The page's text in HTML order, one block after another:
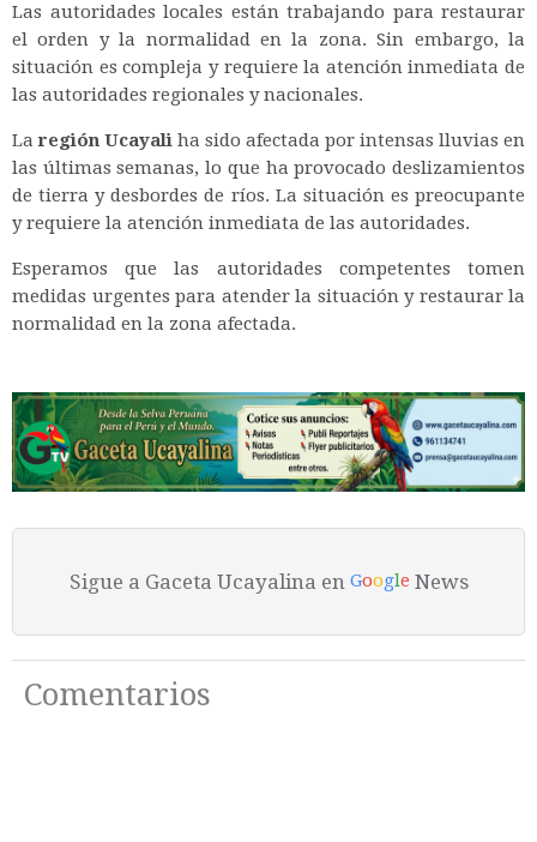
Las autoridades locales están trabajando para restaurar
el orden y la normalidad en la zona. Sin embargo, la
situación es compleja y requiere la atención inmediata de
las autoridades regionales y nacionales.
Laregión Ucayali ha sido afectada por intensas lluvias en
las últimas semanas, lo que ha provocado deslizamientos
de tierra y desbordes de ríos. La situación es preocupante
y requiere la atención inmediata de las autoridades.
Esperamos que las autoridades competentes tomen
medidas urgentes para atender la situación y restaurar la
normalidad en la zona afectada.
Sigue a Gaceta Ucayalina en Google News
Comentarios